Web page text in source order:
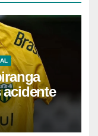
acidente